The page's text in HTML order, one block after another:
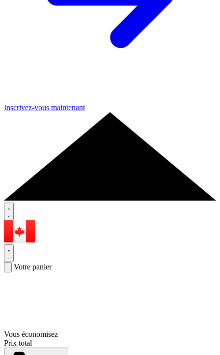
Inscrivez-vous maintenant
Votre panier
Vous économisez
Prix total